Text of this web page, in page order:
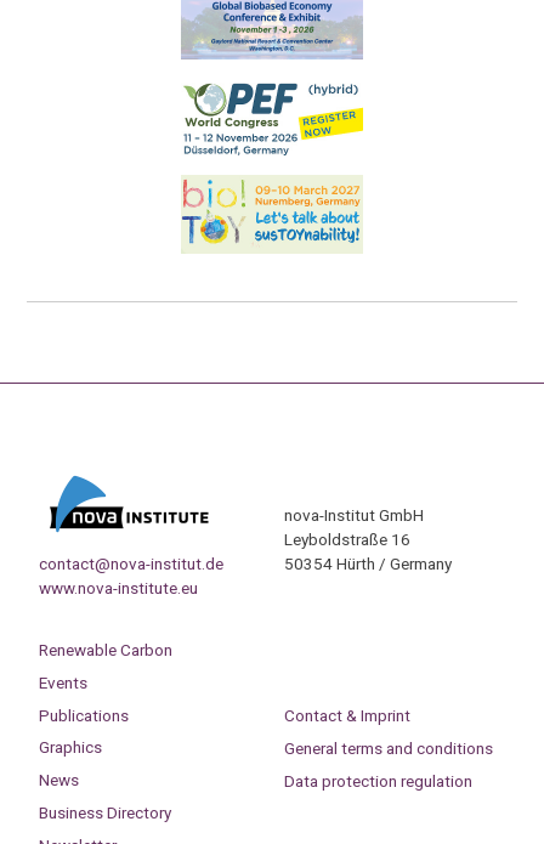
contact@nova-institut.de
www.nova-institute.eu
nova-Institut GmbH
Leyboldstraße 16
50354 Hürth / Germany
Renewable Carbon
Events
Publications
Graphics
News
Business Directory
Contact & Imprint
General terms and conditions
Data protection regulation